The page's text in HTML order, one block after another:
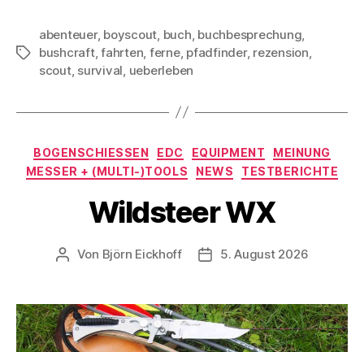
Schlagwörter
abenteuer, boyscout, buch, buchbesprechung,
bushcraft,fahrten, ferne, pfadfinder, rezension,
scout, survival, ueberleben
Kategorien
BOGENSCHIESSEN EDC EQUIPMENT
MEINUNG
MESSER + (MULTI-)TOOLS
NEWS TESTBERICHTE
Wildsteer WX
Beitragsautor
Von Björn Eickhoff Veröffentlichungsdatum
5. August 2026